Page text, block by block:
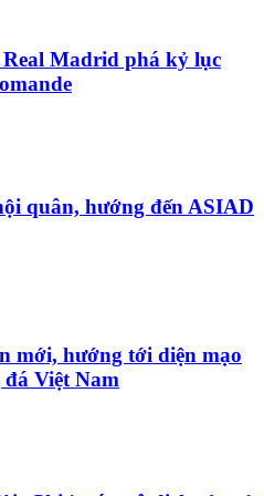
Madrid phá kỷ lục
quân, hướng đến ASIAD
mới, hướng tới diện mạo
Việt Nam